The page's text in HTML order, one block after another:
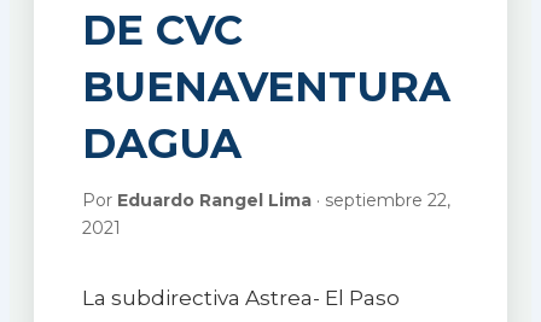
DE CVC
BUENAVENTURA
DAGUA
Por Eduardo Rangel Lima· septiembre 22,
2021
La subdirectiva Astrea- El Paso